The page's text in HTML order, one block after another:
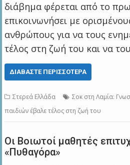
διάβημα φέρεται από το
επικοινωνήσει με
ανθρώπους για να τους
τέλος στη ζωή του και να
ΔΙΑΒΆΣΤΕ ΠΕΡΙΣΣΌΤΕΡΑ
Στερεά Ελλάδα
Σοκ στη Λαμία:
παιδιών έβαλε τέλος στη ζωή του
Οι Bοιωτοί μαθητές
«Πυθαγόρα»